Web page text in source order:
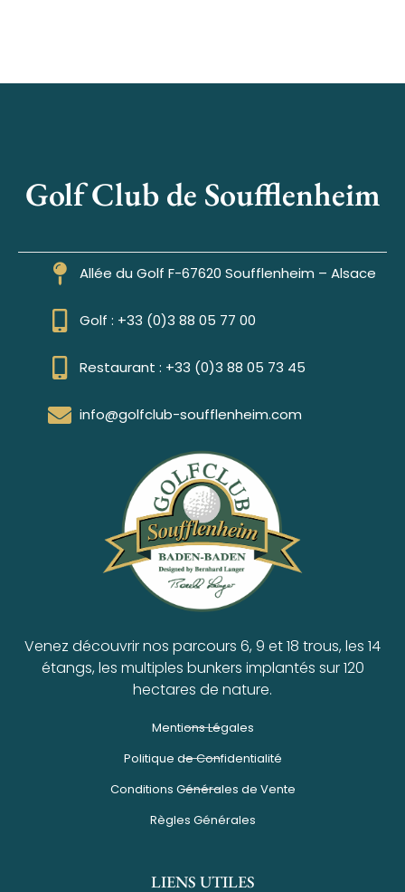
Golf Club de Soufflenheim
Allée du Golf F-67620 Soufflenheim – Alsace
Golf : +33 (0)3 88 05 77 00
Restaurant : +33 (0)3 88 05 73 45
info@golfclub-soufflenheim.com
Venez découvrir nos parcours 6, 9 et 18 trous, les 14
étangs, les multiples bunkers implantés sur 120
hectares de nature.
Mentions Légales
Politique de Confidentialité
Conditions Générales de Vente
Règles Générales
LIENS UTILES